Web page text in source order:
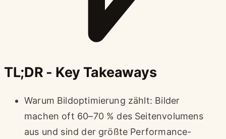
TL;DR - Key Takeaways
Warum Bildoptimierung zählt: Bilder
machen oft 60–70 % des Seitenvolumens
aus und sind der größte Performance-